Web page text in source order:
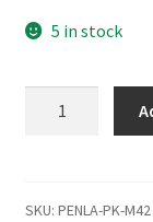
5 in stock
bajonet
SKU: PENLA-PK-M42